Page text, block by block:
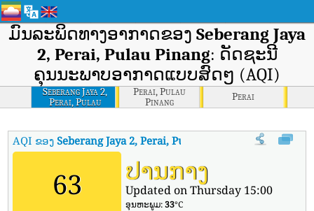
ມົນລະພິດທາງອາກາດຂອງ Seberang Jaya
2, Perai, Pulau Pinang: ດັດຊະນີ
ຄຸນນະພາບອາກາດແບບສົດໆ (AQI)
Seberang Jaya 2,
Perai, Pulau
Pinang
Perai, Pulau
Pinang
Perai
AQI ຂອງSeberang Jaya 2, Perai, Pulau Pinang ດັດຊະນີຄຸນນະພາບ
63 ປານກາງ
Updated on Thursday 15:00
ອຸນ​ຫະ​ພູມ:33°C